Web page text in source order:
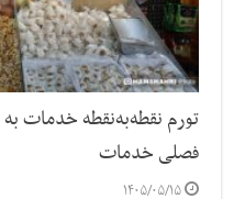
فصلی خدمات
۱۴۰۵/۰۵/۱۵